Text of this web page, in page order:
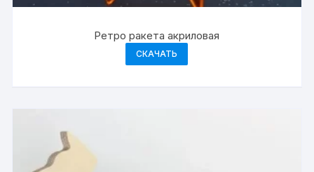
Ретро ракета акриловая
СКАЧАТЬ